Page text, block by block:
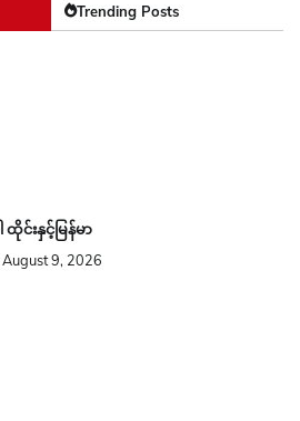
Trending Posts
ထိုင်းနှင့်မြန်မာ
August 9, 2026